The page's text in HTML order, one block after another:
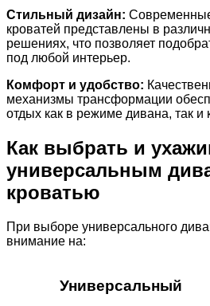
Стильный дизайн:
кроватей представлены в
решениях, что позволяет
под любой интерьер.
Комфорт и удобство:
механизмы трансформации
отдых как в режиме дивана, так и
Как выбрать и
универсальным
кроватью
При выборе универсального
внимание на:
Универсальный